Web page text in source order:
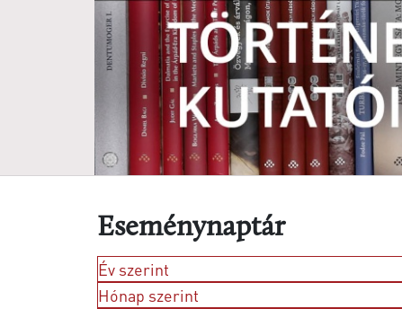
Eseménynaptár
Év szerint
Hónap szerint